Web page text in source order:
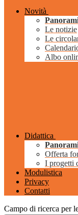
Novità
Le notizie
Le
Albo
Didattica
Offerta
I progetti
Modulistica
Privacy
Contatti
Campo di ricerca per